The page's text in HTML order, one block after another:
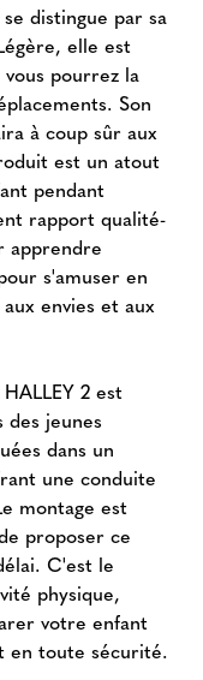
distingue par sa
elle est
pourrez la
Son
à coup sûr aux
est un atout
pendant
rapport qualité-
apprendre
s'amuser en
envies et aux
2 est
jeunes
dans un
une conduite
montage est
proposer ce
C'est le
physique,
votre enfant
en toute sécurité.